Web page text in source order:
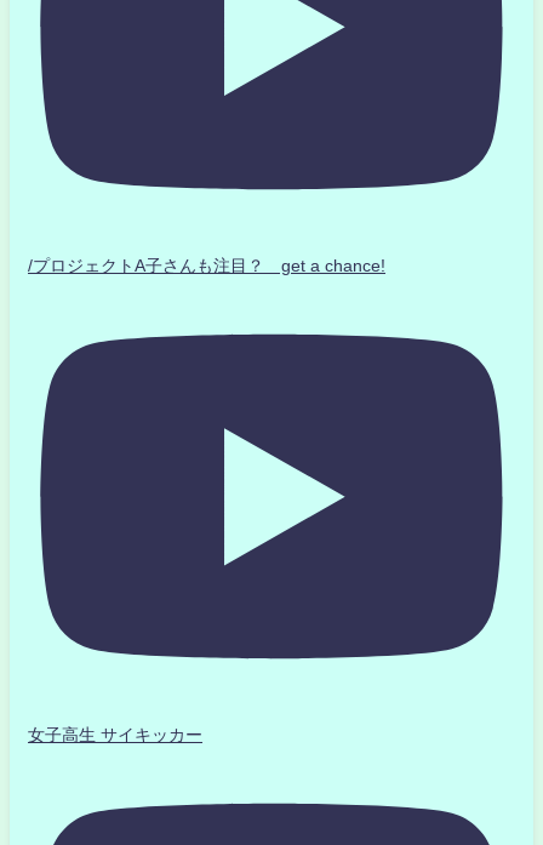
/プロジェクトA子さんも注目？ get a chance!
女子高生 サイキッカー